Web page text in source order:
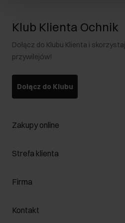
Klub Klienta Ochnik
Dołącz do Klubu Klienta i
przywilejów!
Dołącz do Klubu
Zakupy online
Zarządzaj cookies
Formy płatności
Jak dokonać zwrotu?
Strefa klienta
Klub Klienta
Zwróć produkty
Firma
O nas
Kontakt